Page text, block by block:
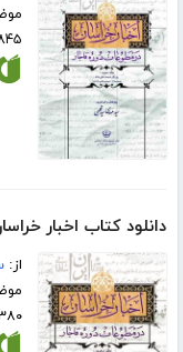
۸۴۵
دانلود کتاب اخبار
از:
۳۸۰